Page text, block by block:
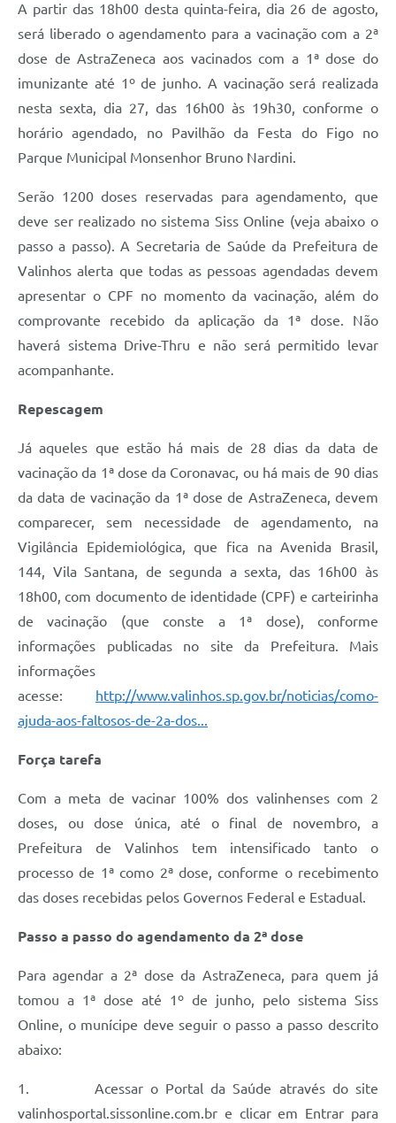
Turismo
Galeria de Vídeos
Conselhos Municipais
Editais
Links
Telefones Úteis
SIC
Contato
A partir das 18h00 desta quinta-feira, dia 26 de agosto,
será liberado o agendamento para a vacinação com a 2ª
dose de AstraZeneca aos vacinados com a 1ª dose do
imunizante até 1º de junho. A vacinação será realizada
nesta sexta, dia 27, das 16h00 às 19h30, conforme o
horário agendado, no Pavilhão da Festa do Figo no
Parque Municipal Monsenhor Bruno Nardini.
Serão 1200 doses reservadas para agendamento, que
deve ser realizado no sistema Siss Online (veja abaixo o
passo a passo). A Secretaria de Saúde da Prefeitura de
Valinhos alerta que todas as pessoas agendadas devem
apresentar o CPF no momento da vacinação, além do
comprovante recebido da aplicação da 1ª dose. Não
haverá sistema Drive-Thru e não será permitido levar
acompanhante.
Repescagem
Já aqueles que estão há mais de 28 dias da data de
vacinação da 1ª dose da Coronavac, ou há mais de 90 dias
da data de vacinação da 1ª dose de AstraZeneca, devem
comparecer, sem necessidade de agendamento, na
Vigilância Epidemiológica, que fica na Avenida Brasil,
144, Vila Santana, de segunda a sexta, das 16h00 às
18h00, com documento de identidade (CPF) e carteirinha
de vacinação (que conste a 1ª dose), conforme
informações publicadas no site da Prefeitura. Mais
informações
acesse: http://www.valinhos.sp.gov.br/noticias/como-
ajuda-aos-faltosos-de-2a-dos...
Força tarefa
Com a meta de vacinar 100% dos valinhenses com 2
doses, ou dose única, até o final de novembro, a
Prefeitura de Valinhos tem intensificado tanto o
processo de 1ª como 2ª dose, conforme o recebimento
das doses recebidas pelos Governos Federal e Estadual.
Passo a passo do agendamento da 2ª dose
Para agendar a 2ª dose da AstraZeneca, para quem já
tomou a 1ª dose até 1º de junho, pelo sistema Siss
Online, o munícipe deve seguir o passo a passo descrito
abaixo:
1. Acessar o Portal da Saúde através do site
valinhosportal.sissonline.com.br e clicar em Entrar para